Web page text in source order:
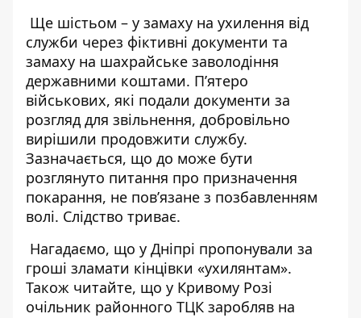
Ще шістьом – у замаху на ухилення від
служби через фіктивні документи та
замаху на шахрайське заволодіння
державними коштами. П’ятеро
військових, які подали документи за
розгляд для звільнення, добровільно
вирішили продовжити службу.
Зазначається, що до може бути
розглянуто питання про призначення
покарання, не повʼязане з позбавленням
волі. Слідство триває.
Нагадаємо, що у Дніпрі пропонували за
гроші зламати кінцівки «ухилянтам».
Також читайте, що у Кривому Розі
очільник районного ТЦК заробляв на